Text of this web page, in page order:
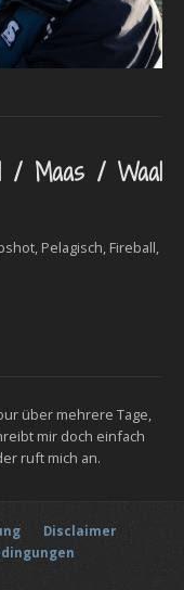
/ Maas / Waal
Pelagisch, Fireball,
über mehrere Tage,
mir doch einfach
ruft mich an.
Disclaimer